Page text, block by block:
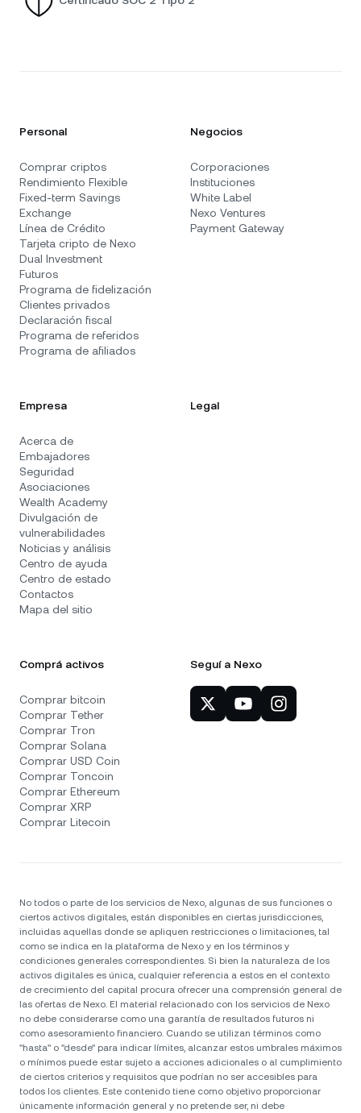
Personal
Comprar criptos
Rendimiento Flexible
Fixed-term Savings
Exchange
Línea de Crédito
Tarjeta cripto de Nexo
Dual Investment
Futuros
Programa de fidelización
Clientes privados
Declaración fiscal
Programa de referidos
Programa de afiliados
Negocios
Corporaciones
Instituciones
White Label
Nexo Ventures
Payment Gateway
Empresa
Acerca de
Embajadores
Seguridad
Asociaciones
Wealth Academy
Divulgación de
vulnerabilidades
Noticias y análisis
Centro de ayuda
Centro de estado
Contactos
Mapa del sitio
Legal
Comprá activos
Comprar bitcoin
Comprar Tether
Comprar Tron
Comprar Solana
Comprar USD Coin
Comprar Toncoin
Comprar Ethereum
Comprar XRP
Comprar Litecoin
Seguí a Nexo
No todos o parte de los servicios de Nexo, algunas de sus funciones o
ciertos activos digitales, están disponibles en ciertas jurisdicciones,
incluidas aquellas donde se apliquen restricciones o limitaciones, tal
como se indica en la plataforma de Nexo y en los términos y
condiciones generales correspondientes. Si bien la naturaleza de los
activos digitales es única, cualquier referencia a estos en el contexto
de crecimiento del capital procura ofrecer una comprensión general de
las ofertas de Nexo. El material relacionado con los servicios de Nexo
no debe considerarse como una garantía de resultados futuros ni
como asesoramiento financiero. Cuando se utilizan términos como
"hasta" o "desde" para indicar límites, alcanzar estos umbrales máximos
o mínimos puede estar sujeto a acciones adicionales o al cumplimiento
de ciertos criterios y requisitos que podrían no ser accesibles para
todos los clientes. Este contenido tiene como objetivo proporcionar
únicamente información general y no pretende ser, ni debe